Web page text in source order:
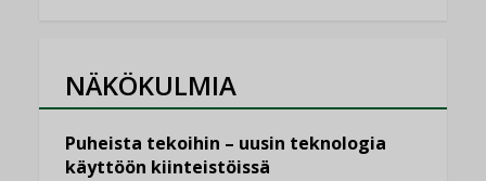
NÄKÖKULMIA
Puheista tekoihin – uusin teknologia
käyttöön kiinteistöissä